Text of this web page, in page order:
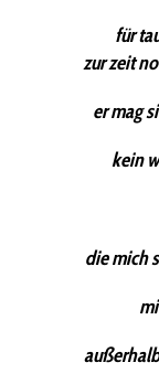
für
zur zeit
er mag
kein
die mich